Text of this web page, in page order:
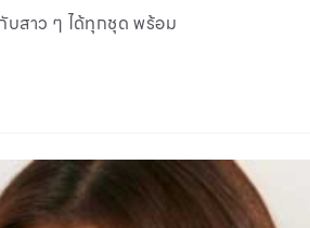
บสาว ๆ ได้ทุกชุด พร้อม